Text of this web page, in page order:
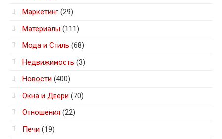
Маркетинг (29)
Материалы (111)
Мода и Стиль (68)
Недвижимость (3)
Новости (400)
Окна и Двери (70)
Отношения (22)
Печи (19)